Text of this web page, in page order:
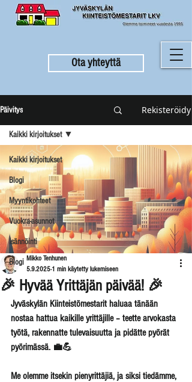
Ota yhteyttä
Päivitys Rekisteröidy
Kaikki kirjoitukset
Blogi
Myyntikohteet
Vuokra-asunnot
Isännöinti
Blogi
Kaikki kirjoitukset
🎉 Hyvää Yrittäjän päivää! 🎉
Mikko Tenhunen
5.9.20251 min käytetty lukemiseen
Jyväskylän Kiinteistömestarit haluaa tänään
nostaa hattua kaikille yrittäjille – teette arvokasta
työtä, rakennatte tulevaisuutta ja pidätte pyörät
pyörimässä. 💼💪
Me olemme itsekin pienyrittäjiä, ja siksi tiedämme,